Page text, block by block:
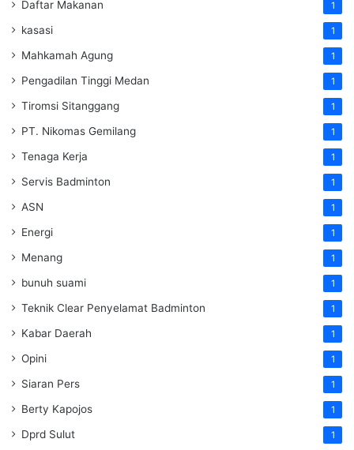
Daftar Makanan 1
kasasi 1
Mahkamah Agung 1
Pengadilan Tinggi Medan 1
Tiromsi Sitanggang 1
PT. Nikomas Gemilang 1
Tenaga Kerja 1
Servis Badminton 1
ASN 1
Energi 1
Menang 1
bunuh suami 1
Teknik Clear Penyelamat Badminton 1
Kabar Daerah 1
Opini 1
Siaran Pers 1
Berty Kapojos 1
Dprd Sulut 1